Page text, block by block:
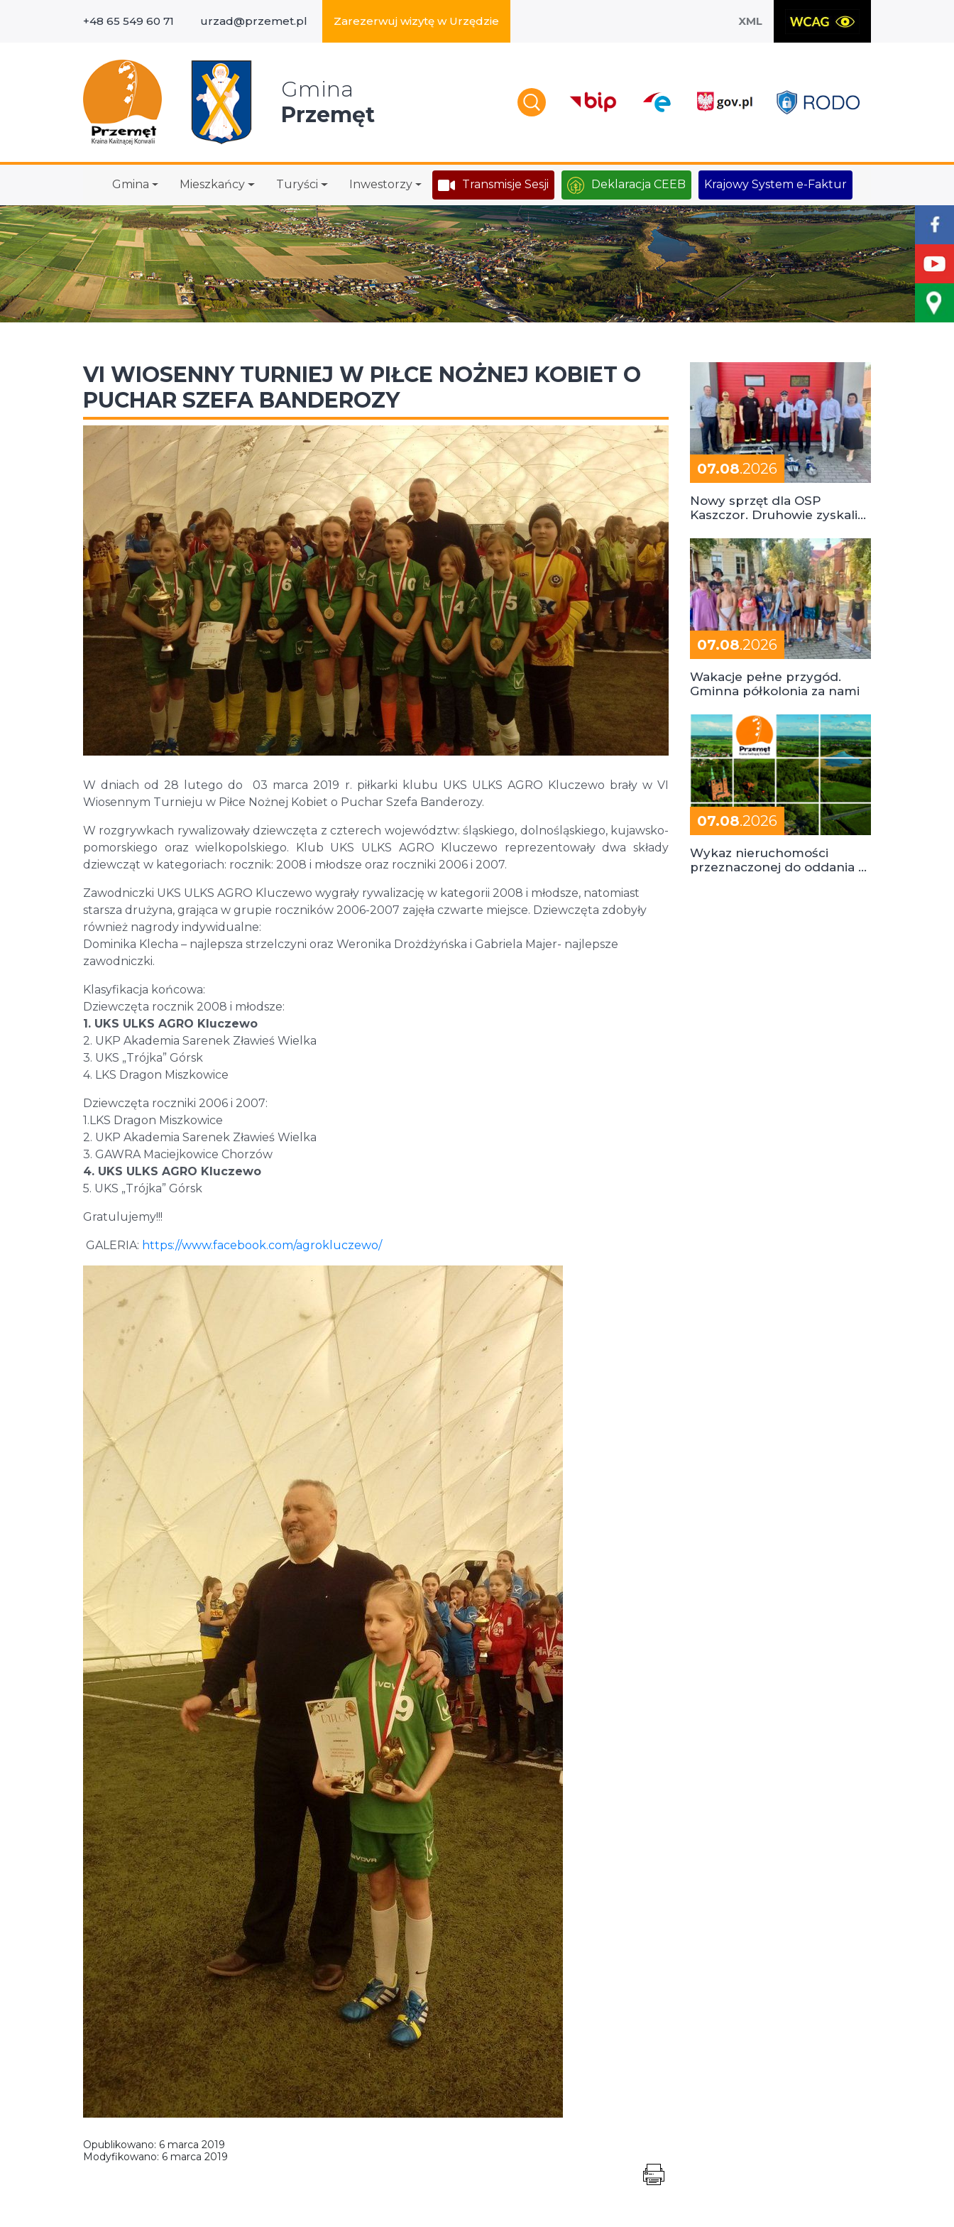
+48 65 549 60 71 urzad@przemet.pl Zarezerwuj wizytę w Urzędzie XML
Gmina
Przemęt
Gmina Mieszkańcy Turyści Inwestorzy Transmisje Sesji Deklaracja CEEB Krajowy System e-Faktur
VI WIOSENNY TURNIEJ W PIŁCE NOŻNEJ KOBIET O
PUCHAR SZEFA BANDEROZY
W dniach od 28 lutego do 03 marca 2019 r. piłkarki klubu UKS ULKS AGRO Kluczewo brały w VI
Wiosennym Turnieju w Piłce Nożnej Kobiet o Puchar Szefa Banderozy.
W rozgrywkach rywalizowały dziewczęta z czterech województw: śląskiego, dolnośląskiego, kujawsko-
pomorskiego oraz wielkopolskiego. Klub UKS ULKS AGRO Kluczewo reprezentowały dwa składy
dziewcząt w kategoriach: rocznik: 2008 i młodsze oraz roczniki 2006 i 2007.
Zawodniczki UKS ULKS AGRO Kluczewo wygrały rywalizację w kategorii 2008 i młodsze, natomiast
starsza drużyna, grająca w grupie roczników 2006-2007 zajęła czwarte miejsce. Dziewczęta zdobyły
również nagrody indywidualne:
Dominika Klecha – najlepsza strzelczyni oraz Weronika Drożdżyńska i Gabriela Majer- najlepsze
zawodniczki.
Klasyfikacja końcowa:
Dziewczęta rocznik 2008 i młodsze:
1. UKS ULKS AGRO Kluczewo
2. UKP Akademia Sarenek Zławieś Wielka
3. UKS „Trójka” Górsk
4. LKS Dragon Miszkowice
Dziewczęta roczniki 2006 i 2007:
1.LKS Dragon Miszkowice
2. UKP Akademia Sarenek Zławieś Wielka
3. GAWRA Maciejkowice Chorzów
4. UKS ULKS AGRO Kluczewo
5. UKS „Trójka” Górsk
Gratulujemy!!!
GALERIA: https://www.facebook.com/agrokluczewo/
Opublikowano: 6 marca 2019
Modyfikowano: 6 marca 2019
07.08.2026
Nowy sprzęt dla OSP
Kaszczor. Druhowie zyskali
07.08.2026
Wakacje pełne przygód.
Gminna półkolonia za nami
07.08.2026
Wykaz nieruchomości
przeznaczonej do oddania w
Wyszukaj w serwisie